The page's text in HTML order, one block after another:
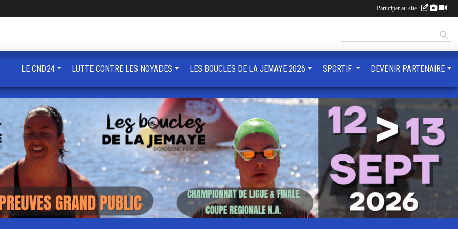
LE CND24 LUTTE CONTRE LES NOYADES LES BOUCLES DE LA JEMAYE 2026 SPORTIF DEVENIR PARTENAIRE
Participer au site :